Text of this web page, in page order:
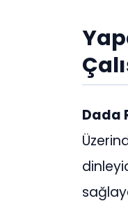
Dada